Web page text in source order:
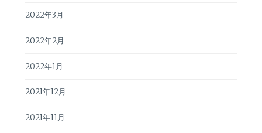
2022年3月
2022年2月
2022年1月
2021年12月
2021年11月